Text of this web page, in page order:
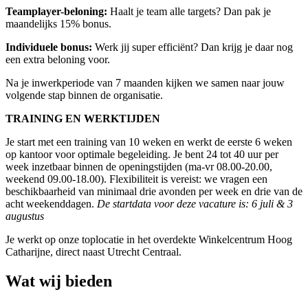
Teamplayer-beloning: Haalt je team alle targets? Dan pak je
maandelijks 15% bonus.
Individuele bonus: Werk jij super efficiënt? Dan krijg je daar nog
een extra beloning voor.
Na je inwerkperiode van 7 maanden kijken we samen naar jouw
volgende stap binnen de organisatie.
TRAINING EN WERKTIJDEN
Je start met een training van 10 weken en werkt de eerste 6 weken
op kantoor voor optimale begeleiding. Je bent 24 tot 40 uur per
week inzetbaar binnen de openingstijden (ma-vr 08.00-20.00,
weekend 09.00-18.00). Flexibiliteit is vereist: we vragen een
beschikbaarheid van minimaal drie avonden per week en drie van de
acht weekenddagen. De startdata voor deze vacature is: 6 juli & 3
augustus
Je werkt op onze toplocatie in het overdekte Winkelcentrum Hoog
Catharijne, direct naast Utrecht Centraal.
Wat wij bieden